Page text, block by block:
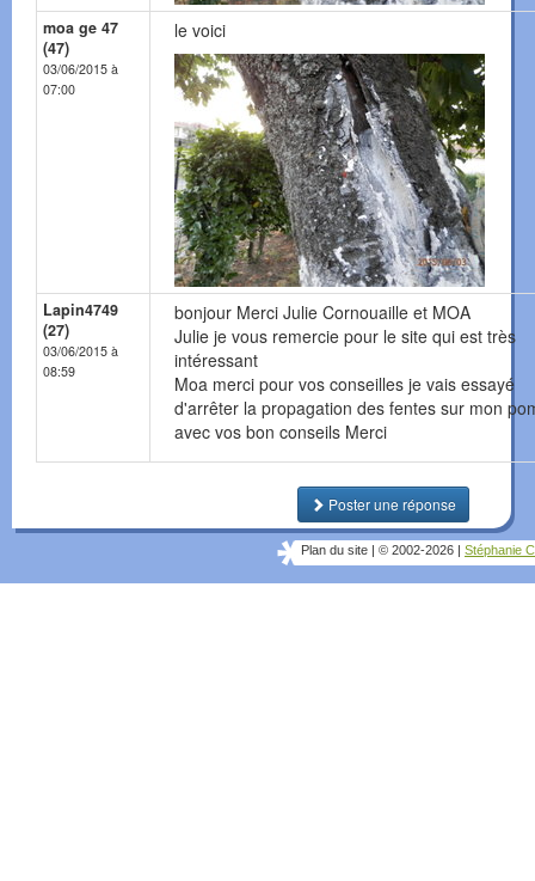
moa ge 47
(47)
03/06/2015 à
07:00
le voici
Lapin4749
(27)
03/06/2015 à
08:59
bonjour Merci Julie Cornouaille et MOA
Julie je vous remercie pour le site qui est très
intéressant
Moa merci pour vos conseilles je vais essayé
d'arrêter la propagation des fentes sur mon
avec vos bon conseils Merci
Poster une réponse
Plan du site © 2002-2026 Stéphanie C